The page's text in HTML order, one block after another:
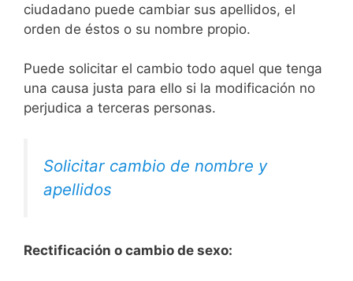
ciudadano puede cambiar sus apellidos, el
orden de éstos o su nombre propio.
Puede solicitar el cambio todo aquel que tenga
una causa justa para ello si la modificación no
perjudica a terceras personas.
Solicitar cambio de nombre y
apellidos
Rectificación o cambio de sexo: